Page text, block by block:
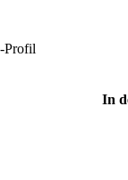
Profil
In